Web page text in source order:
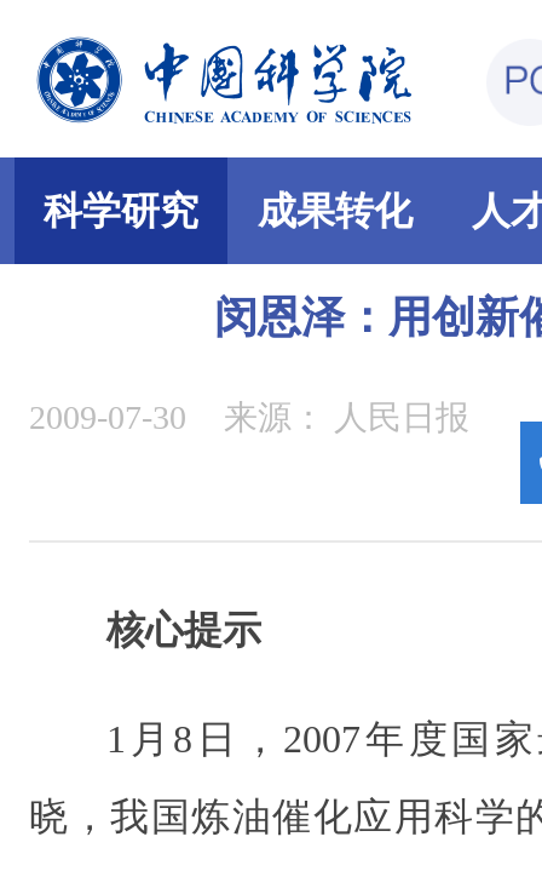
科学研究 成果转化 人
闵恩泽：用创新
2009-07-30 来源： 人民日报
核心提示
1月8日，2007年度国
晓，我国炼油催化应用科学